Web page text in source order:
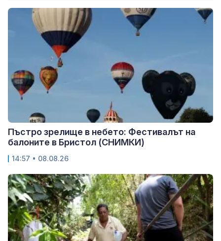
Пъстро зрелище в небето: Фестивалът на
балоните в Бристол (СНИМКИ)
14:57 • 08.08.26